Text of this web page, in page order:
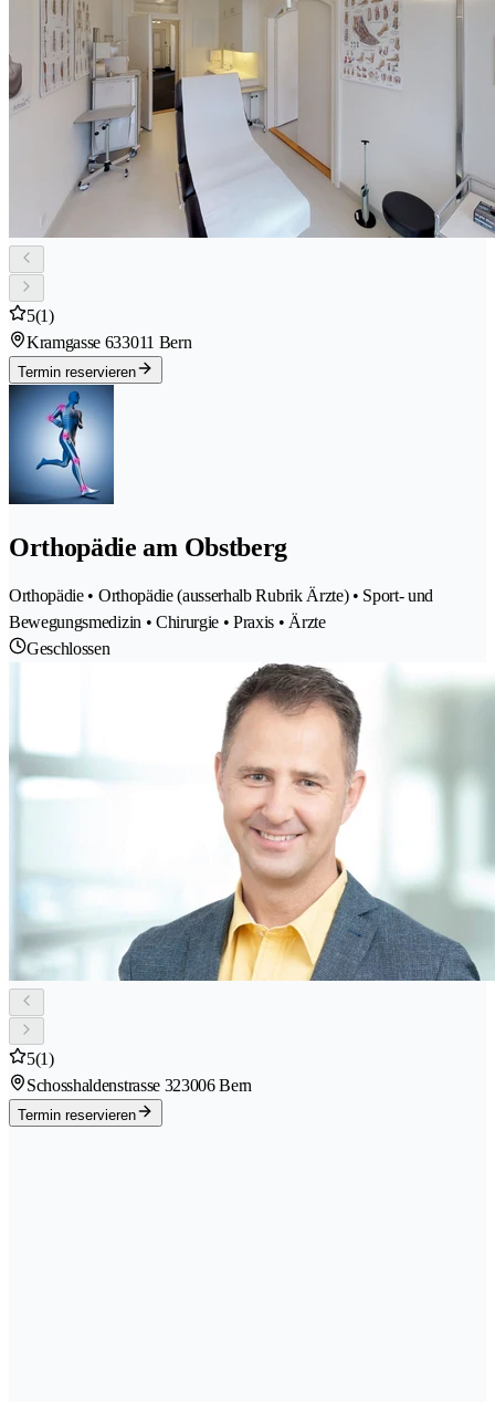
5(1)
Kramgasse 633011 Bern
Termin reservieren
Orthopädie am Obstberg
Orthopädie • Orthopädie (ausserhalb Rubrik Ärzte) • Sport- und
Bewegungsmedizin • Chirurgie • Praxis • Ärzte
Geschlossen
5(1)
Schosshaldenstrasse 323006 Bern
Termin reservieren